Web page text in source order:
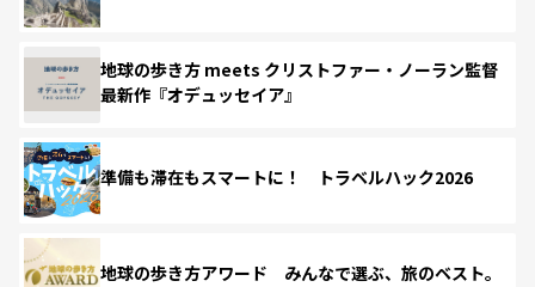
地球の歩き方 meets クリストファー・ノーラン監督
最新作『オデュッセイア』
準備も滞在もスマートに！ トラベルハック2026
地球の歩き方アワード みんなで選ぶ、旅のベスト。